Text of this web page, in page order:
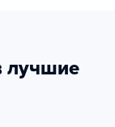
лучшие